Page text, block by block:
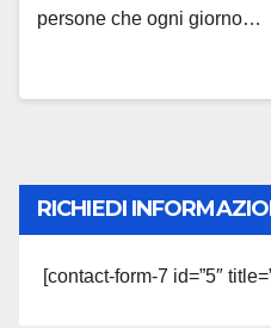
persone che ogni giorno…
RICHIEDI
[contact-form-7 id=”5″